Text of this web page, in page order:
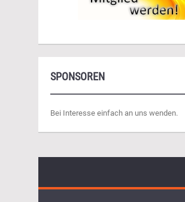
SPONSOREN
Bei Interesse einfach an uns wenden.